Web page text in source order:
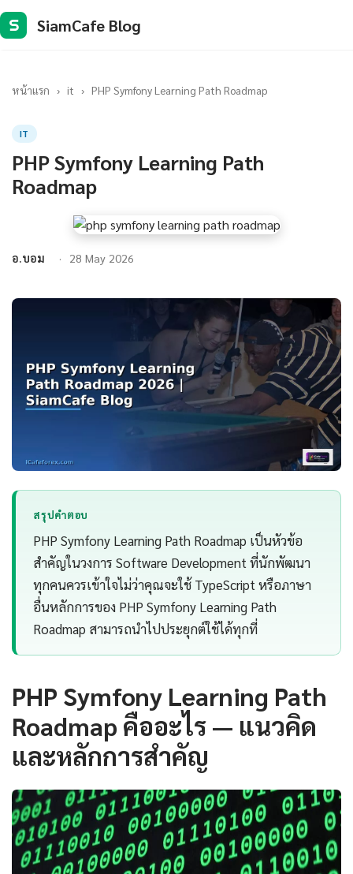
S SiamCafe Blog
หน้าแรก › it › PHP Symfony Learning Path Roadmap
IT
PHP Symfony Learning Path
Roadmap
อ.บอม 28 May 2026
สรุปคำตอบ
PHP Symfony Learning Path Roadmap เป็นหัวข้อ
สำคัญในวงการ Software Development ที่นักพัฒนา
ทุกคนควรเข้าใจไม่ว่าคุณจะใช้ TypeScript หรือภาษา
อื่นหลักการของ PHP Symfony Learning Path
Roadmap สามารถนำไปประยุกต์ใช้ได้ทุกที่
PHP Symfony Learning Path
Roadmap คืออะไร — แนวคิด
และหลักการสำคัญ